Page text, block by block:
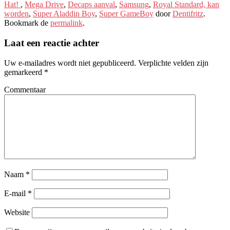
Hat! , Mega Drive, Decaps aanval, Samsung, Royal Standard, kan
worden, Super Aladdin Boy, Super GameBoy doorDentifritz.
Bookmark de permalink.
Laat een reactie achter
Uw e-mailadres wordt niet gepubliceerd. Verplichte velden zijn
gemarkeerd *
Commentaar
Naam *
E-mail *
Website